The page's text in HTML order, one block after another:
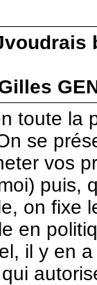
toute la
se
vos
puis,
on fixe
en
il y en